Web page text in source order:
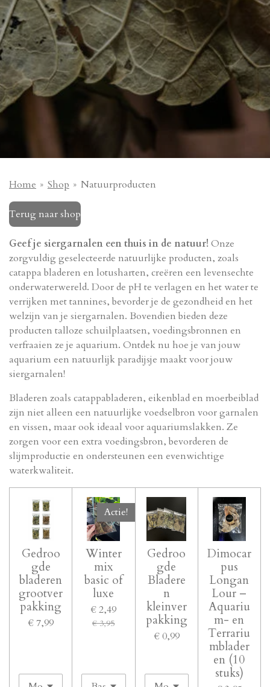
Home » Shop » Natuurproducten
Terug naar shop
Geef je siergarnalen een thuis in de natuur! Onze
zorgvuldig geselecteerde natuurlijke producten, zoals
catappa bladeren en lotusharten, creëren een levensechte
onderwaterwereld. Door de pH te verlagen en het water te
verrijken met tannines, bevorder je de gezondheid en het
welzijn van je siergarnalen. Bovendien bieden deze
producten talloze schuilplaatsen, voedingsbronnen en
verfraaien ze je aquarium. Ontdek nu hoe je van jouw
aquarium een natuurlijk paradijsje maakt voor jouw
siergarnalen!
Bladeren zoals catappabladeren, eikenblad en moerbeiblad
zijn niet alleen een natuurlijke voedselbron voor garnalen
en vissen, maar ook ideaal voor aquariumslakken. Ze
zorgen voor een extra voedingsbron, bevorderen de
slijmproductie en ondersteunen een evenwichtige
waterkwaliteit.
Gedroo
gde
bladeren
grootver
pakking
€ 7,99
Actie!
Winter
mix
basic of
luxe
€ 2,49
€ 3,95
Gedroo
gde
Bladere
n
kleinver
pakking
€ 0,99
Dimocar
pus
Longan
Lour –
Aquariu
m- en
Terrariu
mblader
en (10
stuks)